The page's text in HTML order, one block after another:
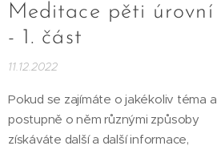
Meditace pěti úrovní
- 1. část
11.12.2022
Pokud se zajímáte o jakékoliv téma a
postupně o něm různými způsoby
získáváte další a další informace,